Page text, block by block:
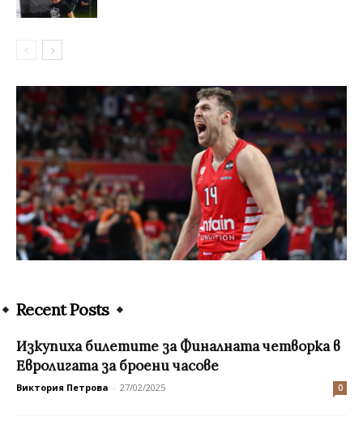
Recent Posts
Изкупиха билетите за Финалната четворка в
Евролигата за броени часове
Виктория Петрова - 27/02/2025 0